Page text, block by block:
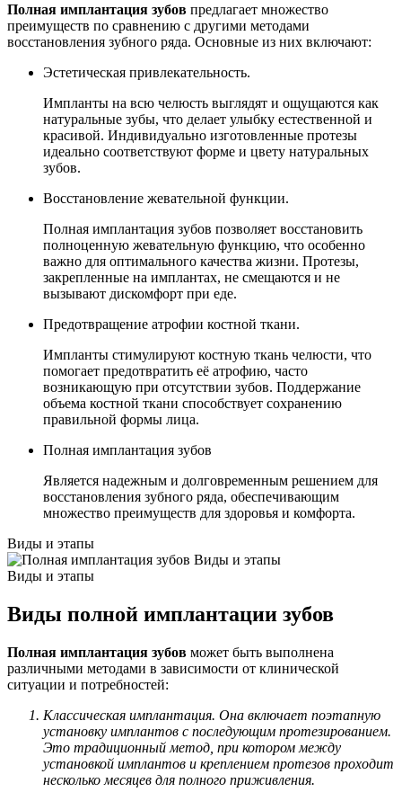
Полная имплантация зубов предлагает множество
преимуществ по сравнению с другими методами
восстановления зубного ряда. Основные из них включают:
Эстетическая привлекательность.
Импланты на всю челюсть выглядят и ощущаются как
натуральные зубы, что делает улыбку естественной и
красивой. Индивидуально изготовленные протезы
идеально соответствуют форме и цвету натуральных
зубов.
Восстановление жевательной функции.
Полная имплантация зубов позволяет восстановить
полноценную жевательную функцию, что особенно
важно для оптимального качества жизни. Протезы,
закрепленные на имплантах, не смещаются и не
вызывают дискомфорт при еде.
Предотвращение атрофии костной ткани.
Импланты стимулируют костную ткань челюсти, что
помогает предотвратить её атрофию, часто
возникающую при отсутствии зубов. Поддержание
объема костной ткани способствует сохранению
правильной формы лица.
Полная имплантация зубов
Является надежным и долговременным решением для
восстановления зубного ряда, обеспечивающим
множество преимуществ для здоровья и комфорта.
Виды и этапы
Виды и этапы
Виды полной имплантации зубов
Полная имплантация зубов может быть выполнена
различными методами в зависимости от клинической
ситуации и потребностей:
Классическая имплантация. Она включает поэтапную
установку имплантов с последующим протезированием.
Это традиционный метод, при котором между
установкой имплантов и креплением протезов проходит
несколько месяцев для полного приживления.